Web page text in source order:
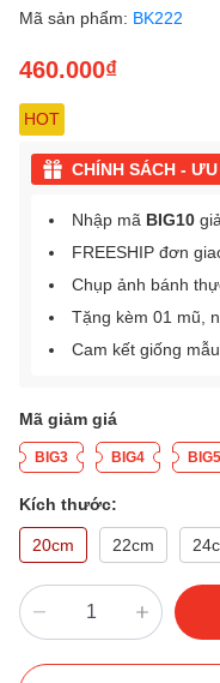
Mã sản phẩm: BK222
460.000₫
HOT
CHÍNH SÁCH -
Nhập mã BIG10
FREESHIP đơn
Chụp ảnh bánh
Tặng kèm 01 mũ,
Cam kết giống
Mã giảm giá
BIG3 BIG4 BIG5
Kích thước:
20cm 22cm